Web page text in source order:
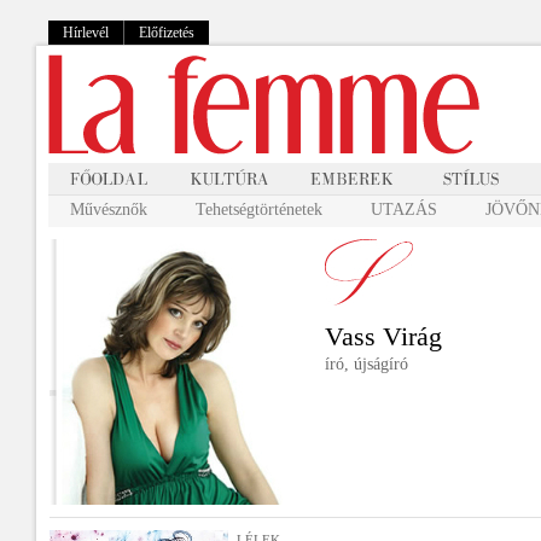
Hírlevél Előfizetés
Művésznők Tehetségtörténetek UTAZÁS
Vass Virág
író, újságíró